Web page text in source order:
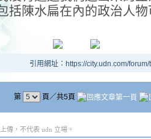
括陳水扁在內的政治人
引用網址：https://city.udn.com/
第 頁／共5頁
傳，不代表 udn 立場。